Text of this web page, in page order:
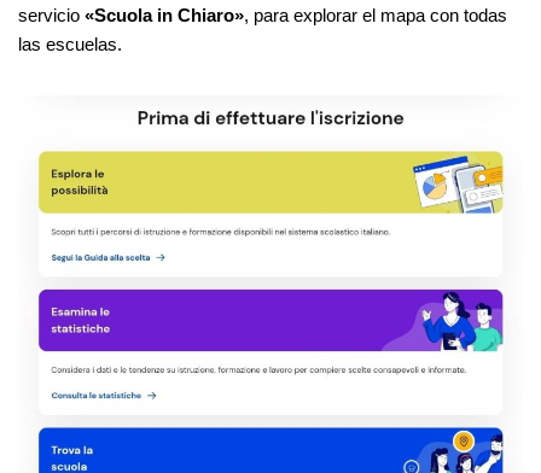
servicio «Scuola in Chiaro», para explorar el mapa con todas
las escuelas.